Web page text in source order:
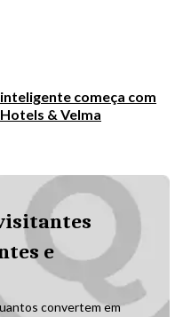
começa com
& Velma
e
convertem em